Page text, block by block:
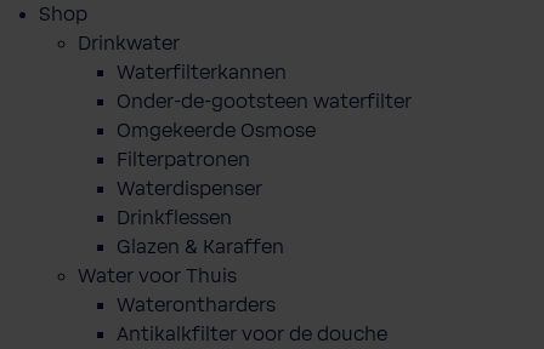
Shop
Drinkwater
Waterfilterkannen
Onder-de-gootsteen waterfilter
Omgekeerde Osmose
Filterpatronen
Waterdispenser
Drinkflessen
Glazen & Karaffen
Water voor Thuis
Waterontharders
Antikalkfilter voor de douche